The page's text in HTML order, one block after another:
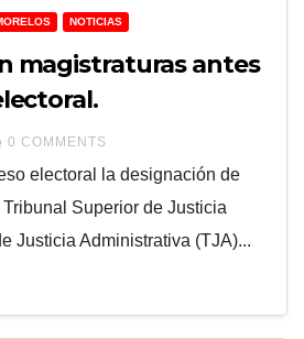
NOTICIAS
magistraturas antes
0 COMMENTS
electoral la designación de
Superior de Justicia
Justicia Administrativa (TJA)...